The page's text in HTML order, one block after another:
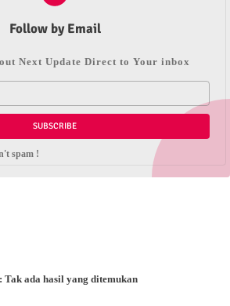
Follow by Email
Next Update Direct to Your inbox
spam !
Tak ada hasil yang ditemukan